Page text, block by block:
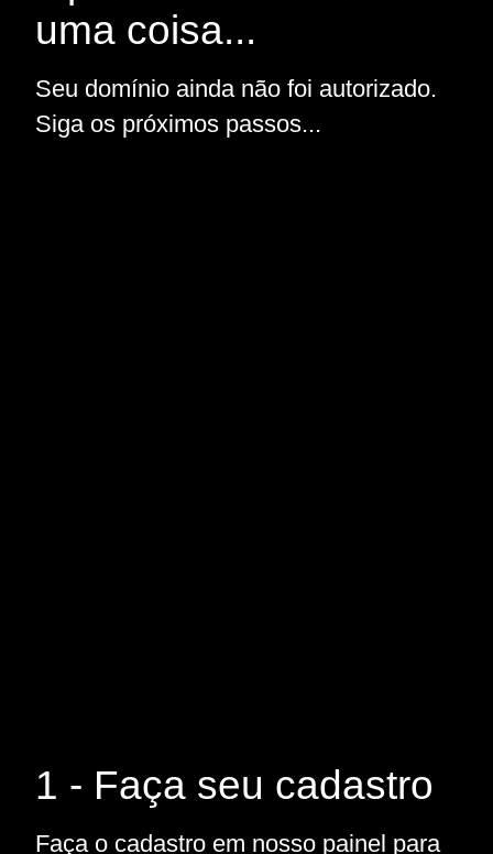
uma coisa...
Seu domínio ainda não foi autorizado.
Siga os próximos passos...
1 - Faça seu cadastro
Faça o cadastro em nosso painel para